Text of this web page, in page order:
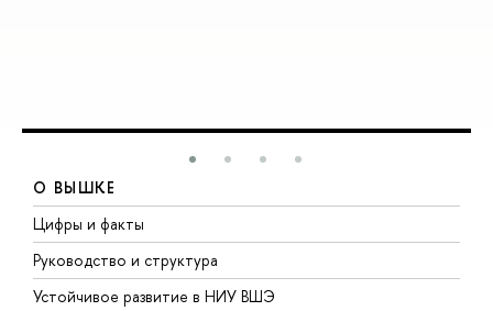
О ВЫШКЕ
Цифры и факты
Руководство и структура
Устойчивое развитие в НИУ ВШЭ